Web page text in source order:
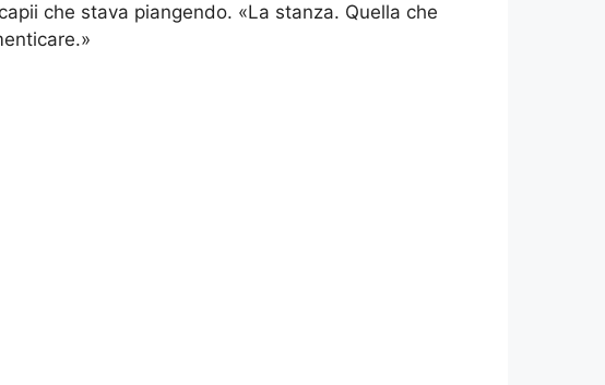
che stava piangendo. «La stanza. Quella che